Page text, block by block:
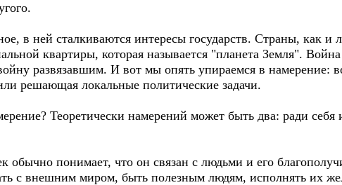
в ней сталкиваются интересы государств. Страны, как
квартиры, которая называется "планета Земля".
развязавшим. И вот мы опять упираемся в намерение:
решающая локальные политические задачи.
Теоретически намерений может быть два: ради
обычно понимает, что он связан с людьми и его
с внешним миром, быть полезным людям, исполнять их